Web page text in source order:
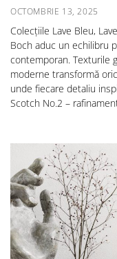
OCTOMBRIE 13, 2025
Colecțiile Lave Bleu,
Boch aduc un echilibru
contemporan. Texturile
moderne transformă
unde fiecare detaliu
Scotch No.2 –